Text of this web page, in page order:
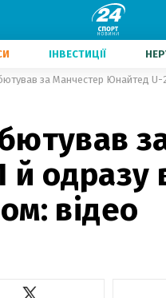
ІНВЕСТИЦІЇ
за Манчестер Юнайтед U-
одразу
відео